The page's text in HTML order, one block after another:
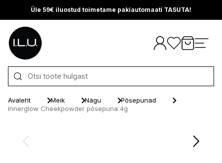
Üle 59€ iluostud toimetame pakiautomaati TASUTA!
Otse sisu juurde
Avaleht Meik Nägu
Põsepunad
Innerglow Cheekpowder põsepuna 4g